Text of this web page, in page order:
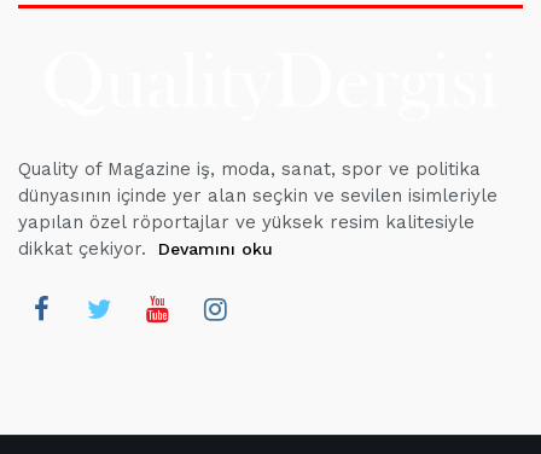
Quality of Magazine iş, moda, sanat, spor ve politika
dünyasının içinde yer alan seçkin ve sevilen isimleriyle
yapılan özel röportajlar ve yüksek resim kalitesiyle
dikkat çekiyor.
Devamını oku